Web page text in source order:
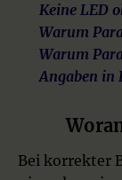
Keine LED
Warum
Warum
Angaben in
Bei korrekter